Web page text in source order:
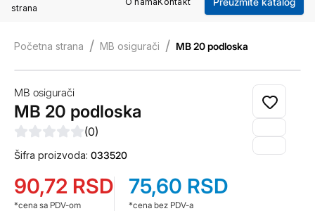
strana
Početna strana / MB osigurači / MB 20 podloska
MB osigurači
MB 20 podloska
(0)
Šifra proizvoda: 033520
90,72 RSD
*cena sa PDV-om
75,60 RSD
*cena bez PDV-a